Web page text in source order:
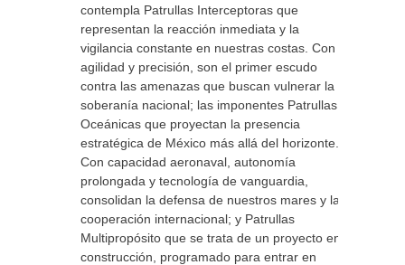
contempla Patrullas Interceptoras que
representan la reacción inmediata y la
vigilancia constante en nuestras costas. Con
agilidad y precisión, son el primer escudo
contra las amenazas que buscan vulnerar la
soberanía nacional; las imponentes Patrullas
Oceánicas que proyectan la presencia
estratégica de México más allá del horizonte.
Con capacidad aeronaval, autonomía
prolongada y tecnología de vanguardia,
consolidan la defensa de nuestros mares y la
cooperación internacional; y Patrullas
Multipropósito que se trata de un proyecto en
construcción, programado para entrar en